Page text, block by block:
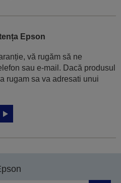
Epson
vă rugăm să ne
sau e-mail. Dacă produsul
rugam sa va adresati unui